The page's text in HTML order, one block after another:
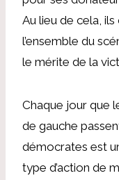
Au lieu de cela,
l’ensemble du
le mérite de la
Chaque jour que
de gauche
démocrates est
type d’action de